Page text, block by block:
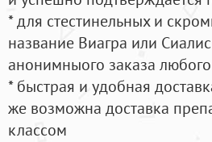
* для стестинельных и
название Виагра или
анонимныого заказа
* быстрая и удобная
же возможна доставка
классом